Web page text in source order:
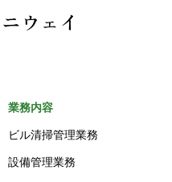
ウェイ
業務内容
ビル清掃管理業務
設備管理業務